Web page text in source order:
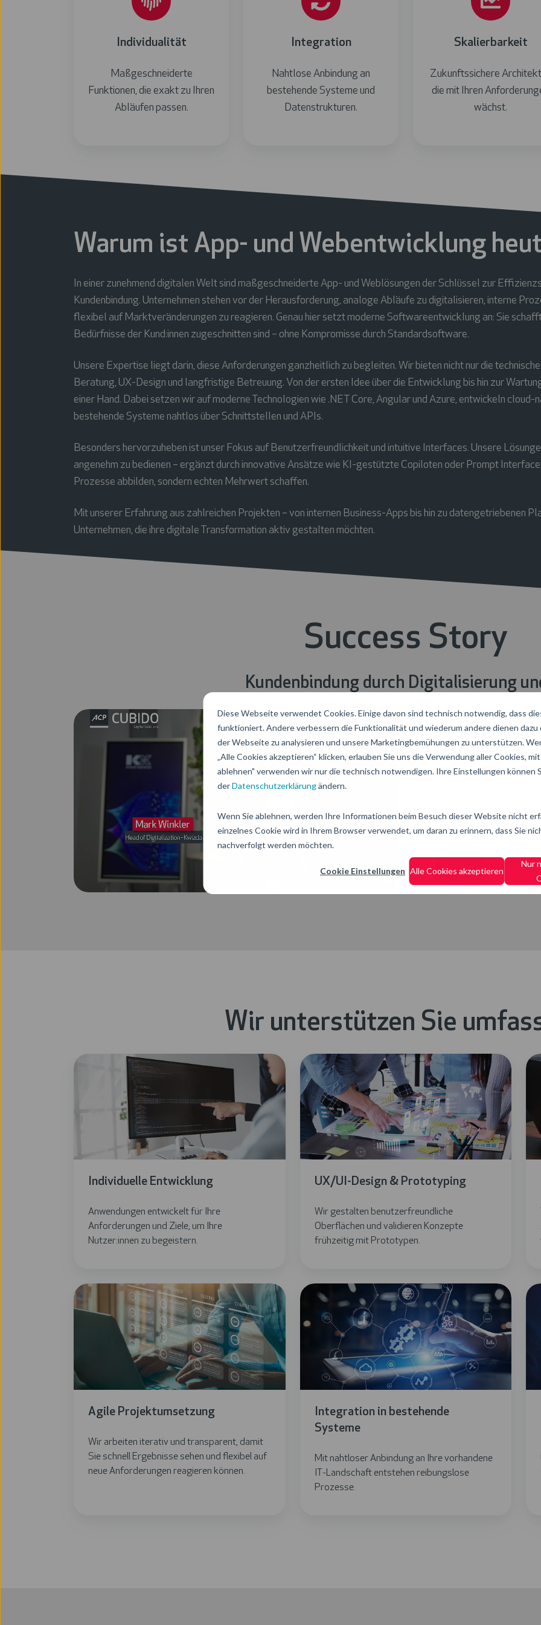
Diese Webseite verwendet Cookies. Einige davon sind technisch notwendig, dass
funktioniert. Andere verbessern die Funktionalität und wiederum andere dienen dazu
der Webseite zu analysieren und unsere Marketingbemühungen zu unterstützen.
„Alle Cookies akzeptieren“ klicken, erlauben Sie uns die Verwendung aller Cookies,
ablehnen" verwenden wir nur die technisch notwendigen. Ihre Einstellungen können
derDatenschutzerklärungändern.
Wenn Sie ablehnen, werden Ihre Informationen beim Besuch dieser Website nicht
einzelnes Cookie wird in Ihrem Browser verwendet, um daran zu erinnern, dass Sie
nachverfolgt werden möchten.
Cookie Einstellungen Alle Cookies akzeptieren
Nur
Individualität
Maßgeschneiderte
Funktionen, die exakt zu Ihren
Abläufen passen.
Integration
Nahtlose Anbindung an
bestehende Systeme und
Datenstrukturen.
Skalierbarkeit
Zukunftssichere
die mit Ihren
wächst.
Warum ist App- und Webentwicklung
In einer zunehmend digitalen Welt sind maßgeschneiderte App- und Weblösungen der Schlüssel zur
Kundenbindung. Unternehmen stehen vor der Herausforderung, analoge Abläufe zu digitalisieren, interne
flexibel auf Marktveränderungen zu reagieren. Genau hier setzt moderne Softwareentwicklung an: Sie
Bedürfnisse der Kund:innen zugeschnitten sind – ohne Kompromisse durch Standardsoftware.
Unsere Expertise liegt darin, diese Anforderungen ganzheitlich zu begleiten. Wir bieten nicht nur die
Beratung, UX-Design und langfristige Betreuung. Von der ersten Idee über die Entwicklung bis hin zur
einer Hand. Dabei setzen wir auf moderne Technologien wie .NET Core, Angular und Azure, entwickeln
bestehende Systeme nahtlos über Schnittstellen und APIs.
Besonders hervorzuheben ist unser Fokus auf Benutzerfreundlichkeit und intuitive Interfaces. Unsere
angenehm zu bedienen – ergänzt durch innovative Ansätze wie KI-gestützte Copiloten oder Prompt
Prozesse abbilden, sondern echten Mehrwert schaffen.
Mit unserer Erfahrung aus zahlreichen Projekten – von internen Business-Apps bis hin zu datengetriebenen
Unternehmen, die ihre digitale Transformation aktiv gestalten möchten.
Success Story
Kundenbindung durch Digitalisierung
Auf Basis komplett
werden die Kunden
digitale Plattform 24x7
Parallel dazu liefert
digitalisierte
Prognose-Services
werden.
ganze
Wir unterstützen Sie
Individuelle Entwicklung
Anwendungen entwickelt für Ihre
Anforderungen und Ziele, um Ihre
Nutzer:innen zu begeistern.
UX/UI-Design & Prototyping
Wir gestalten benutzerfreundliche
Oberflächen und validieren Konzepte
frühzeitig mit Prototypen.
Agile Projektumsetzung
Wir arbeiten iterativ und transparent, damit
Sie schnell Ergebnisse sehen und flexibel auf
neue Anforderungen reagieren können.
Integration in bestehende
Systeme
Mit nahtloser Anbindung an Ihre vorhandene
IT-Landschaft entstehen reibungslose
Prozesse.